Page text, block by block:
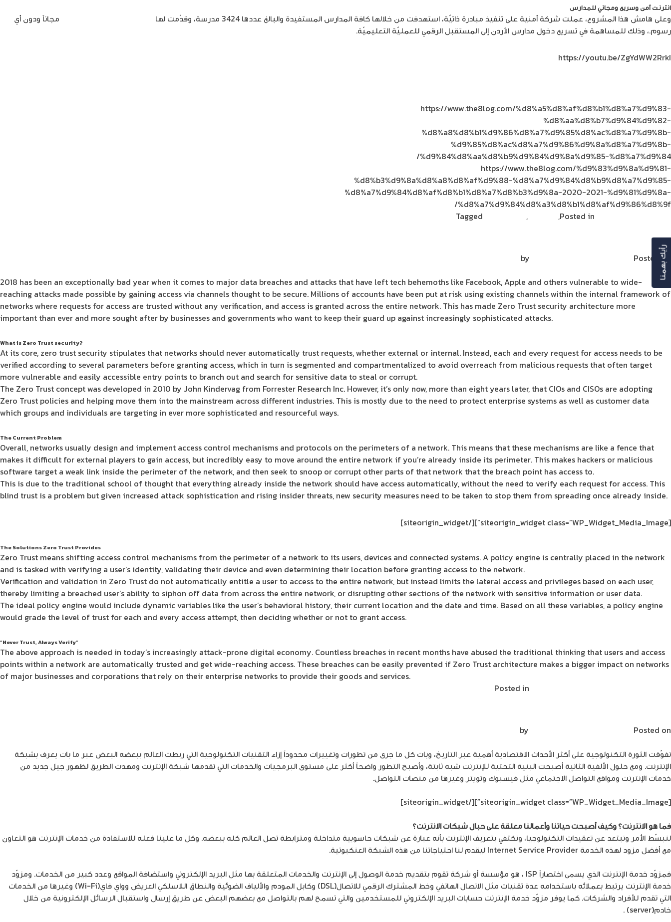
انترنت آمن وسريع ومجاني للمدارس
وعلى هامش هذا المشروع، عملت شركة أمنية على تنفيذ مبادرة ذاتيّة، استهدفت من خلالها كافة المدارس المستفيدة والبالغ عددها 3424 مدرسة، وقدّمت لها
مجاناً ودون أي
رسوم.، وذلك للمساهمة في تسريع دخول مدارس الأردن إلى المستقبل الرقمي للعمليّة التعليميّة.
https://youtu.be/ZgYdWW2RrkI
https://www.the8log.com/%d8%a5%d8%af%d8%b1%d8%a7%d9%83-
%d8%aa%d8%b7%d9%84%d9%82-
%d8%a8%d8%b1%d9%86%d8%a7%d9%85%d8%ac%d8%a7%d9%8b-
%d9%85%d8%ac%d8%a7%d9%86%d9%8a%d8%a7%d9%8b-
%d9%84%d8%aa%d8%b9%d9%84%d9%8a%d9%85-%d8%a7%d9%84/
https://www.the8log.com/%d9%83%d9%8a%d9%81-
%d8%b3%d9%8a%d8%a8%d8%af%d9%88-%d8%a7%d9%84%d8%b9%d8%a7%d9%85-
%d8%a7%d9%84%d8%af%d8%b1%d8%a7%d8%b3%d9%8a-2020-2021-%d9%81%d9%8a-
%d8%a7%d9%84%d8%a3%d8%b1%d8%af%d9%86%d8%9f/
Posted in
,
,
Tagged
ثورة
تكنولوجيّة
في
مجال
الأردن
0 Trust Security Amid Repeated Security Breaches
Posted on
2018 has been an exceptionally bad year when it comes to major data breaches and attacks that have left tech behemoths like Facebook, Apple and others vulnerable to wide-
reaching attacks made possible by gaining access via channels thought to be secure. Millions of accounts have been put at risk using existing channels within the internal framework of
networks where requests for access are trusted without any verification, and access is granted across the entire network. This has made Zero Trust security architecture more
important than ever and more sought after by businesses and governments who want to keep their guard up against increasingly sophisticated attacks.
What is Zero Trust security?
At its core, zero trust security stipulates that networks should never automatically trust requests, whether external or internal. Instead, each and every request for access needs to be
verified according to several parameters before granting access, which in turn is segmented and compartmentalized to avoid overreach from malicious requests that often target
more vulnerable and easily accessible entry points to branch out and search for sensitive data to steal or corrupt.
The Zero Trust concept was developed in 2010 by John Kindervag from Forrester Research Inc. However, it’s only now, more than eight years later, that CIOs and CISOs are adopting
Zero Trust policies and helping move them into the mainstream across different industries. This is mostly due to the need to protect enterprise systems as well as customer data
which groups and individuals are targeting in ever more sophisticated and resourceful ways.
The Current Problem
Overall, networks usually design and implement access control mechanisms and protocols on the perimeters of a network. This means that these mechanisms are like a fence that
makes it difficult for external players to gain access, but incredibly easy to move around the entire network if you’re already inside its perimeter. This makes hackers or malicious
software target a weak link inside the perimeter of the network, and then seek to snoop or corrupt other parts of that network that the breach point has access to.
This is due to the traditional school of thought that everything already inside the network should have access automatically, without the need to verify each request for access. This
blind trust is a problem but given increased attack sophistication and rising insider threats, new security measures need to be taken to stop them from spreading once already inside.
[siteorigin_widget class=”WP_Widget_Media_Image”]
[/siteorigin_widget]
The Solutions Zero Trust Provides
Zero Trust means shifting access control mechanisms from the perimeter of a network to its users, devices and connected systems. A policy engine is centrally placed in the network
and is tasked with verifying a user’s identity, validating their device and even determining their location before granting access to the network.
Verification and validation in Zero Trust do not automatically entitle a user to access to the entire network, but instead limits the lateral access and privileges based on each user,
thereby limiting a breached user’s ability to siphon off data from across the entire network, or disrupting other sections of the network with sensitive information or user data.
The ideal policy engine would include dynamic variables like the user’s behavioral history, their current location and the date and time. Based on all these variables, a policy engine
would grade the level of trust for each and every access attempt, then deciding whether or not to grant access.
“Never Trust, Always Verify”
The above approach is needed in today’s increasingly attack-prone digital economy. Countless breaches in recent months have abused the traditional thinking that users and access
points within a network are automatically trusted and get wide-reaching access. These breaches can be easily prevented if Zero Trust architecture makes a bigger impact on networks
of major businesses and corporations that rely on their enterprise networks to provide their goods and services.
Posted in
Repeated
Security
Breaches
Posted on
تفوّقت الثورة التكنولوجية على أكثر الأحداث الاقتصادية أهمية عبر التاريخ، وبات كل ما جرى من تطورات وتغييرات محدوداً إزاء التقنيات التكنولوجية التي ربطت العالم ببعضه البعض عبر ما بات يعرف بشبكة
الإنترنت. ومع حلول الألفية الثانية أصبحت البنية التحتية للإنترنت شبه ثابتة، وأصبح التطور واضحاً أكثر على مستوى البرمجيات والخدمات التي تقدمها شبكة الإنترنت ومهدت الطريق لظهور جيل جديد من
خدمات الإنترنت ومواقع التواصل الاجتماعي مثل فيسبوك وتويتر وغيرها من منصات التواصل.
[siteorigin_widget class=”WP_Widget_Media_Image”]
[/siteorigin_widget]
فما هو الانترنت؟ وكيف أصبحت حياتنا وأعمالنا معلقة على حبال شبكات الانترنت؟
لنبسّط الأمر ونبتعد عن تعقيدات التكنولوجيا، ونكتفي بتعريف الإنترنت بأنه عبارة عن شبكات حاسوبية متداخلة ومترابطة تصل العالم كله ببعضه. وكل ما علينا فعله للاستفادة من خدمات الإنترنت هو التعاون
مع أفضل مزود لهذه الخدمة Internet Service Provider ليقدم لنا احتياجاتنا من هذه الشبكة العنكبوتية.
فمزوّد خدمة الإنترنت الذي يسمى اختصاراً ISP ، هو مؤسسة أو شركة تقوم بتقديم خدمة الوصول إلى الإنترنت والخدمات المتعلقة بها مثل البريد الإلكتروني واستضافة المواقع وعدد كبير من الخدمات. ومزوّد
خدمة الإنترنت يرتبط بعملائه باستخدامه عدة تقنيات مثل الاتصال الهاتفي وخط المشترك الرقمي للاتصال(DSL) وكابل المودم والألياف الضوئية والنطاق اللاسلكي العريض وواي فاي(Wi-Fi) وغيرها من الخدمات
التي تقدم للأفراد والشركات. كما يوفر مزوّد خدمة الإنترنت حسابات البريد الإلكتروني للمستخدمين والتي تسمح لهم بالتواصل مع بعضهم البعض عن طريق إرسال واستقبال الرسائل الإلكترونية من خلال
خادم(server) .
رأيك بهمنا